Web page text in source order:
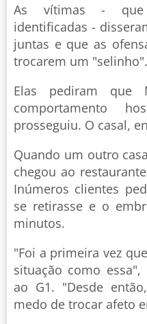
As vítimas - que
identificadas -
juntas e que as
trocarem um "selinho".
Elas pediram que
comportamento
prosseguiu. O casal,
Quando um outro
chegou ao
Inúmeros clientes
se retirasse e o
minutos.
"Foi a primeira vez
situação como
ao G1. "Desde
medo de trocar afeto